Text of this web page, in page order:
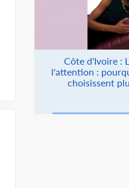
Côte d'Ivoire :
l'attention :
choisissent